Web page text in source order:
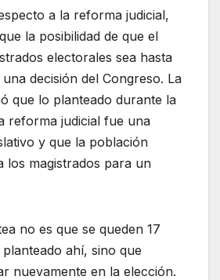
a la reforma judicial,
la posibilidad de que el
electorales sea hasta
decisión del Congreso. La
que lo planteado durante la
reforma judicial fue una
y que la población
los magistrados para un
no es que se queden 17
ahí, sino que
nuevamente en la elección.